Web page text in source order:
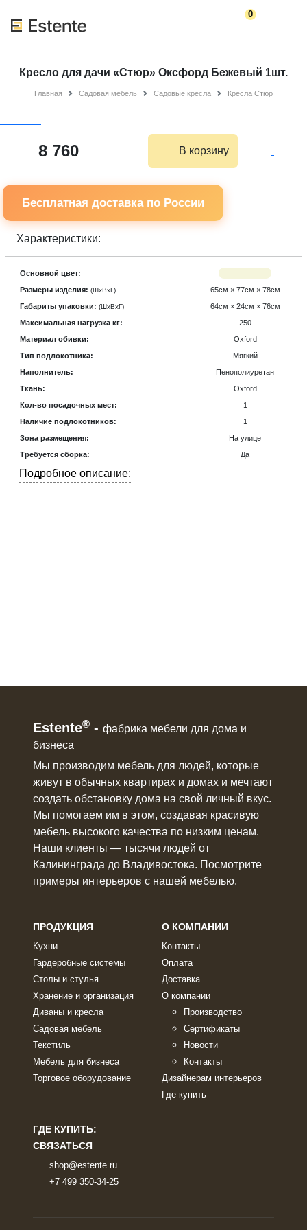
0
Кресло для дачи «Стюр» Оксфорд Бежевый 1шт.
Главная Садовая мебель Садовые кресла Кресла Стюр
8 760 В корзину
Бесплатная доставка по России
Характеристики:
Основной цвет:
Размеры изделия: (ШхВхГ)
65см × 77см × 78см
Габариты упаковки: (ШхВхГ)
64см × 24см × 76см
Максимальная нагрузка кг:
250
Материал обивки:
Oxford
Тип подлокотника:
Мягкий
Наполнитель:
Пенополиуретан
Ткань:
Oxford
Кол-во посадочных мест:
1
Наличие подлокотников:
1
Зона размещения:
На улице
Требуется сборка:
Да
Подробное описание:
Estente® - фабрика мебели для дома и
бизнеса
Мы производим мебель для людей, которые
живут в обычных квартирах и домах и мечтают
создать обстановку дома на свой личный вкус.
Мы помогаем им в этом, создавая красивую
мебель высокого качества по низким ценам.
Наши клиенты ― тысячи людей от
Калининграда до Владивостока. Посмотрите
примеры интерьеров с нашей мебелью.
ПРОДУКЦИЯ
Кухни
Гардеробные системы
Столы и стулья
Хранение и организация
Диваны и кресла
Садовая мебель
Текстиль
Мебель для бизнеса
Торговое оборудование
О КОМПАНИИ
Контакты
Оплата
Доставка
О компании
Производство
Сертификаты
Новости
Контакты
Дизайнерам интерьеров
Где купить
ГДЕ КУПИТЬ:
СВЯЗАТЬСЯ
shop@estente.ru
+7 499 350-34-25